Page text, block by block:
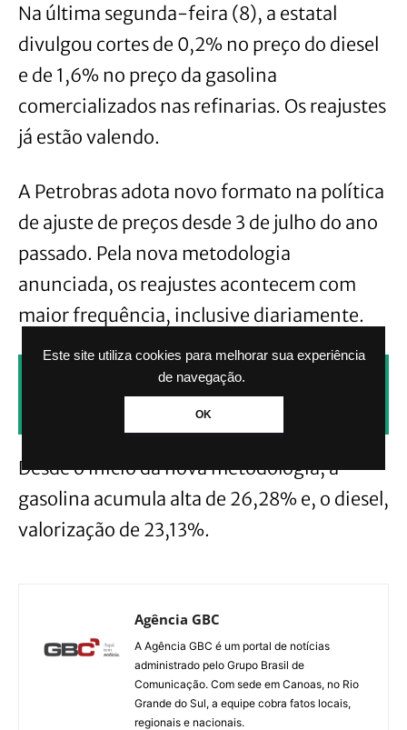
Este site utiliza cookies para melhorar sua experiência
de navegação.
OK
Na última segunda-feira (8), a estatal
divulgou cortes de 0,2% no preço do diesel
e de 1,6% no preço da gasolina
comercializados nas refinarias. Os reajustes
já estão valendo.
A Petrobras adota novo formato na política
de ajuste de preços desde 3 de julho do ano
passado. Pela nova metodologia
anunciada, os reajustes acontecem com
maior frequência, inclusive diariamente.
CLIQUE AQUI PARA RECEBER NOTÍCIAS
PELO WHATSAPP SEM PAGAR NADA.
Desde o início da nova metodologia, a
gasolina acumula alta de 26,28% e, o diesel,
valorização de 23,13%.
Agência GBC
A Agência GBC é um portal de notícias
administrado pelo Grupo Brasil de
Comunicação. Com sede em Canoas, no Rio
Grande do Sul, a equipe cobra fatos locais,
regionais e nacionais.